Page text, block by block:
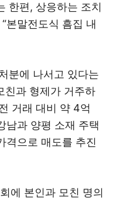
한편, 상응하는 조치
본말전도식 흠집 내
분에 나서고 있다는
친과 형제가 거주하
거래 대비 약 4억
남과 양평 소재 주택
격으로 매도를 추진
에 본인과 모친 명의